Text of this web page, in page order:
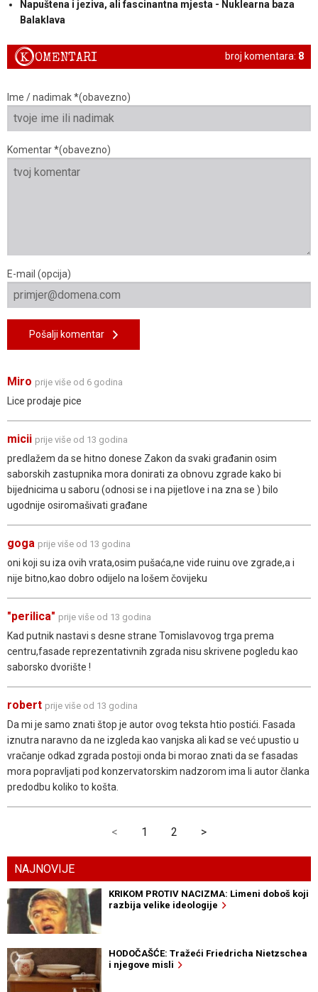
Napuštena i jeziva, ali fascinantna mjesta - Nuklearna baza
Balaklava
broj komentara: 8
KOMENTARI
Ime / nadimak *(obavezno)
Komentar *(obavezno)
E-mail (opcija)
Pošalji komentar
Miro prije više od 6 godina
Lice prodaje pice
micii prije više od 13 godina
predlažem da se hitno donese Zakon da svaki građanin osim
saborskih zastupnika mora donirati za obnovu zgrade kako bi
bijednicima u saboru (odnosi se i na pijetlove i na zna se ) bilo
ugodnije osiromašivati građane
goga prije više od 13 godina
oni koji su iza ovih vrata,osim pušaća,ne vide ruinu ove zgrade,a i
nije bitno,kao dobro odijelo na lošem čovijeku
"perilica" prije više od 13 godina
Kad putnik nastavi s desne strane Tomislavovog trga prema
centru,fasade reprezentativnih zgrada nisu skrivene pogledu kao
saborsko dvorište !
robert prije više od 13 godina
Da mi je samo znati štop je autor ovog teksta htio postići. Fasada
iznutra naravno da ne izgleda kao vanjska ali kad se već upustio u
vračanje odkad zgrada postoji onda bi morao znati da se fasadas
mora popravljati pod konzervatorskim nadzorom ima li autor članka
predodbu koliko to košta.
< 1 2 >
NAJNOVIJE
KRIKOM PROTIV NACIZMA: Limeni doboš koji
razbija velike ideologije
HODOČAŠĆE: Tražeći Friedricha Nietzschea
i njegove misli